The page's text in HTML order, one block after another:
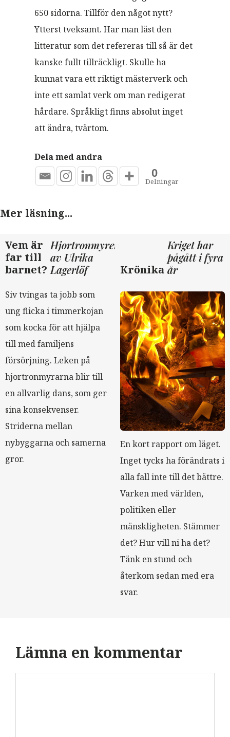
650 sidorna. Tillför den något nytt?
Ytterst tveksamt. Har man läst den
litteratur som det refereras till så är det
kanske fullt tillräckligt. Skulle ha
kunnat vara ett riktigt mästerverk och
inte ett samlat verk om man redigerat
hårdare. Språkligt finns absolut inget
att ändra, tvärtom.
Dela med andra
0
Delningar
Mer läsning...
Vem är
far till
barnet?
Hjortronmyren
av Ulrika
Lagerlöf
Siv tvingas ta jobb som
ung flicka i timmerkojan
som kocka för att hjälpa
till med familjens
försörjning. Leken på
hjortronmyrarna blir till
en allvarlig dans, som ger
sina konsekvenser.
Striderna mellan
nybyggarna och samerna
gror.
Krönika
Kriget har
pågått i fyra
år
En kort rapport om läget.
Inget tycks ha förändrats i
alla fall inte till det bättre.
Varken med världen,
politiken eller
mänskligheten. Stämmer
det? Hur vill ni ha det?
Tänk en stund och
återkom sedan med era
svar.
Lämna en kommentar